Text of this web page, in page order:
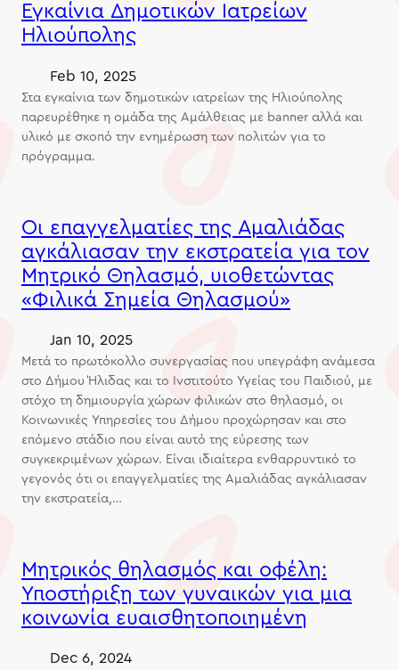
Εγκαίνια Δημοτικών Ιατρείων
Ηλιούπολης
Feb 10, 2025
Στα εγκαίνια των δημοτικών ιατρείων της Ηλιούπολης
παρευρέθηκε η ομάδα της Αμάλθειας με banner αλλά και
υλικό με σκοπό την ενημέρωση των πολιτών για το
πρόγραμμα.
Οι επαγγελματίες της Αμαλιάδας
αγκάλιασαν την εκστρατεία για τον
Μητρικό Θηλασμό, υιοθετώντας
«Φιλικά Σημεία Θηλασμού»
Jan 10, 2025
Μετά το πρωτόκολλο συνεργασίας που υπεγράφη ανάμεσα
στο Δήμου Ήλιδας και το Ινστιτούτο Υγείας του Παιδιού, με
στόχο τη δημιουργία χώρων φιλικών στο θηλασμό, οι
Κοινωνικές Υπηρεσίες του Δήμου προχώρησαν και στο
επόμενο στάδιο που είναι αυτό της εύρεσης των
συγκεκριμένων χώρων. Είναι ιδιαίτερα ενθαρρυντικό το
γεγονός ότι οι επαγγελματίες της Αμαλιάδας αγκάλιασαν
την εκστρατεία,…
Μητρικός θηλασμός και οφέλη:
Υποστήριξη των γυναικών για μια
κοινωνία ευαισθητοποιημένη
Dec 6, 2024